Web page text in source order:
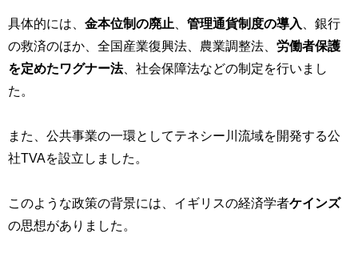
具体的には、 金本位制の廃止 管理通貨制度の導入
、銀行
の救済のほか、全国産業復興法、農業調整法、 労働者保護
を定めたワグナー法、社会保障法などの制定を行いまし
た。
また、公共事業の一環としてテネシー川流域を開発する公
社TVAを設立しました。
このような政策の背景には、イギリスの経済学者ケインズ
の思想がありました。